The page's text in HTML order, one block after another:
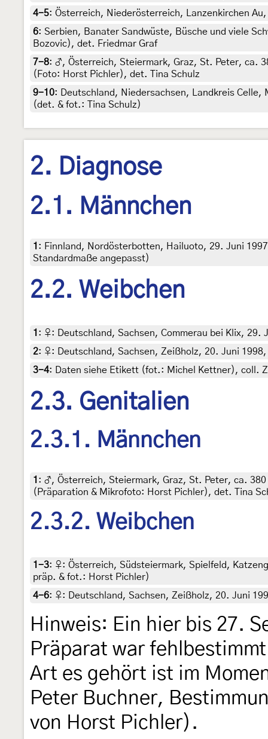
4-5: Österreich, Niederösterreich, Lanzenkirchen
6: Serbien, Banater Sandwüste, Büsche und viele
Bozovic), det. Friedmar Graf
7-8: ♂, Österreich, Steiermark, Graz, St. Peter, ca.
(Foto: Horst Pichler), det. Tina Schulz
9-10:
Deutschland, Niedersachsen, Landkreis
(det. & fot.: Tina Schulz)
2. Diagnose
2.1. Männchen
1 : Finnland, Nordösterbotten, Hailuoto, 29. Juni
Standardmaße angepasst)
2.2. Weibchen
1 : ♀: Deutschland, Sachsen, Commerau bei Klix,
2: ♀: Deutschland, Sachsen, Zeißholz, 20. Juni
3-4: Daten siehe Etikett (fot.: Michel Kettner), coll.
2.3. Genitalien
2.3.1. Männchen
1 : ♂, Österreich, Steiermark, Graz, St. Peter, ca.
(Präparation & Mikrofoto: Horst Pichler), det. Tina
2.3.2. Weibchen
1-3: ♀: Österreich, Südsteiermark, Spielfeld,
präp. & fot.: Horst Pichler)
4-6: ♀: Deutschland, Sachsen, Zeißholz, 20. Juni
Hinweis: Ein hier bis 27.
Präparat war
Art es gehört ist im
Peter Buchner,
von Horst Pichler).